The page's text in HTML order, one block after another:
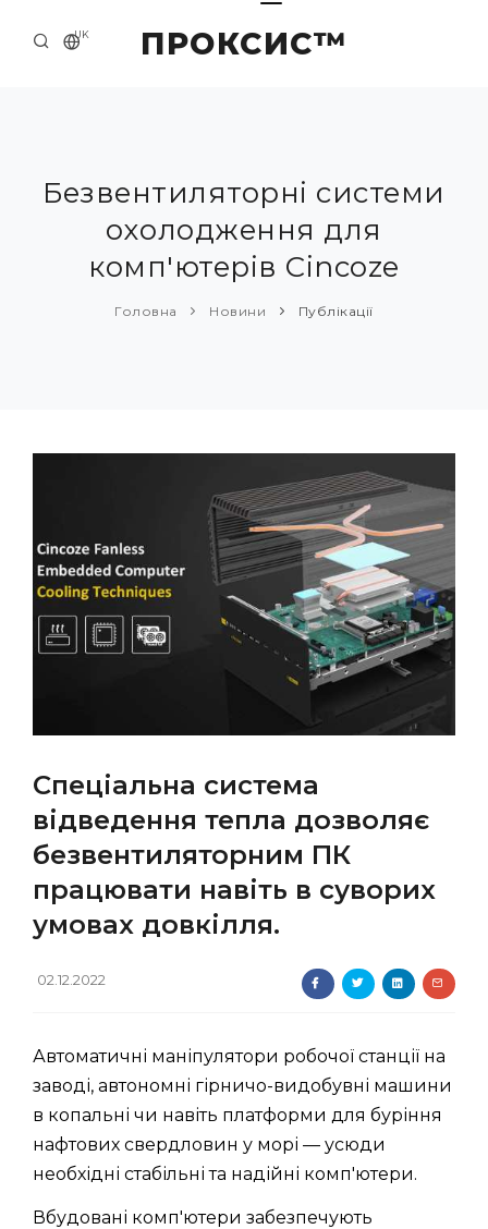
ПРОКСИС™
UK
ПРО НАС
ПРИКЛАДИ ТА РІШЕННЯ
КАТАЛОГ ПРОДУКЦІЇ
Безвентиляторні системи
охолодження для
комп'ютерів Cincoze
Головна Новини Публікації
Спеціальна система
відведення тепла дозволяє
безвентиляторним ПК
працювати навіть в суворих
умовах довкілля.
02.12.2022
Автоматичні маніпулятори робочої станції на
заводі, автономні гірничо-видобувні машини
в копальні чи навіть платформи для буріння
нафтових свердловин у морі — усюди
необхідні стабільні та надійні комп'ютери.
Вбудовані комп'ютери забезпечують